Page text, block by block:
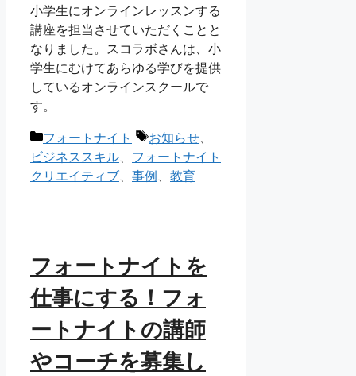
小学生にオンラインレッスンする
講座を担当させていただくことと
なりました。スコラボさんは、小
学生にむけてあらゆる学びを提供
しているオンラインスクールで
す。
カ
テ
ゴ
フォートナイト
タ
グ
お知らせ
ビジネススキル
フォートナイト
クリエイティブ
事例 教育
フォートナイトを
仕事にする！フォ
ートナイトの講師
やコーチを募集し